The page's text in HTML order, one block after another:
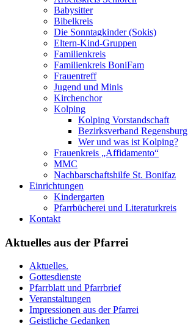
Babysitter
Bibelkreis
Die Sonntagkinder (Sokis)
Eltern-Kind-Gruppen
Familienkreis
Familienkreis BoniFam
Frauentreff
Jugend und Minis
Kirchenchor
Kolping
Kolping Vorstandschaft
Bezirksverband Regensburg
Wer und was ist Kolping?
Frauenkreis „Affidamento“
MMC
Nachbarschaftshilfe St. Bonifaz
Einrichtungen
Kindergarten
Pfarrbücherei und Literaturkreis
Kontakt
Aktuelles aus der Pfarrei
Aktuelles.
Gottesdienste
Pfarrblatt und Pfarrbrief
Veranstaltungen
Impressionen aus der Pfarrei
Geistliche Gedanken